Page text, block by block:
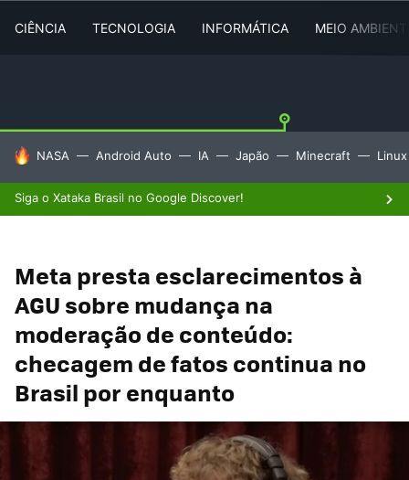
CIÊNCIA TECNOLOGIA INFORMÁTICA MEIO
TENDÊNCIAS DO DIA
NASA Android Auto IA Japão Minecraft Linux
Siga o Xataka Brasil no Google Discover!
Meta presta esclarecimentos à
AGU sobre mudança na
moderação de conteúdo:
checagem de fatos continua no
Brasil por enquanto